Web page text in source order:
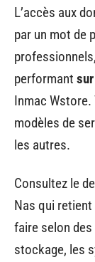
L’accès aux
par un mot de
performant
Inmac
modèles de
les autres.
Consultez le
Nas qui
faire selon
stockage, les